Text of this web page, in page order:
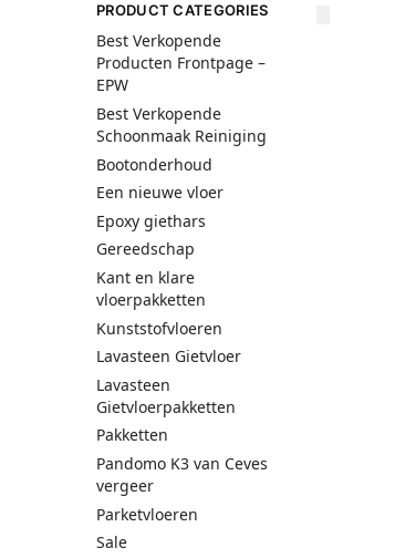
PRODUCT CATEGORIES
Best Verkopende
Producten Frontpage –
EPW
Best Verkopende
Schoonmaak Reiniging
Bootonderhoud
Een nieuwe vloer
Epoxy giethars
Gereedschap
Kant en klare
vloerpakketten
Kunststofvloeren
Lavasteen Gietvloer
Lavasteen
Gietvloerpakketten
Pakketten
Pandomo K3 van Ceves
vergeer
Parketvloeren
Sale